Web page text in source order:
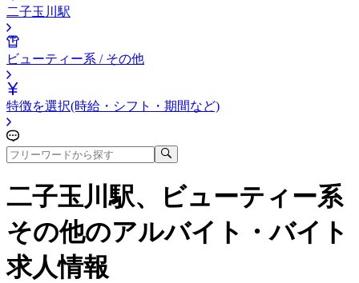
二子玉川駅
ビューティー系 / その他
特徴を選択(時給・シフト・期間など)
二子玉川駅、ビューティー系
その他のアルバイト・バイト
求人情報